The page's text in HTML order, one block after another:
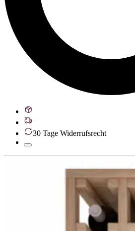
30 Tage Widerrufsrecht